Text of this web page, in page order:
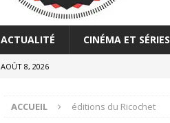
ACTUALITÉ CINÉMA ET SÉRIES
AOÛT 8, 2026
ACCUEIL éditions du Ricochet